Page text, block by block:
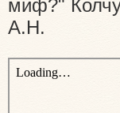
миф?"
А.Н.